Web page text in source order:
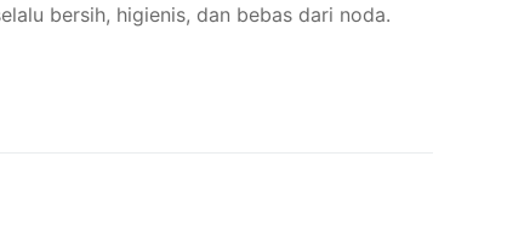
bersih, higienis, dan bebas dari noda.